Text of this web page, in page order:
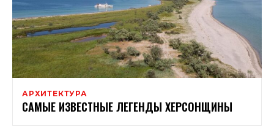
АРХИТЕКТУРА
САМЫЕ ИЗВЕСТНЫЕ ЛЕГЕНДЫ ХЕРСОНЩИНЫ